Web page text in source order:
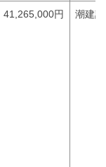
41,265,000円 潮建